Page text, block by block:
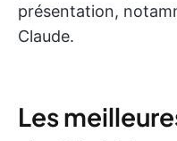
présentation,
Claude.
Les